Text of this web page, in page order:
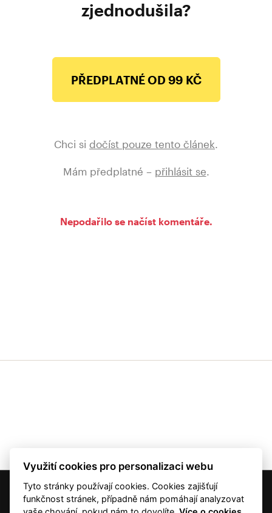
zjednodušila?
PŘEDPLATNÉ OD 99 KČ
Chci si dočíst pouze tento článek.
Mám předplatné – přihlásit se.
Nepodařilo se načíst komentáře.
© 2001 — 2026 Copyright CMI News a dodavatelé obsahu. |
Využití cookies pro personalizaci webu
Tyto stránky používají cookies. Cookies zajišťují
funkčnost stránek, případně nám pomáhají analyzovat